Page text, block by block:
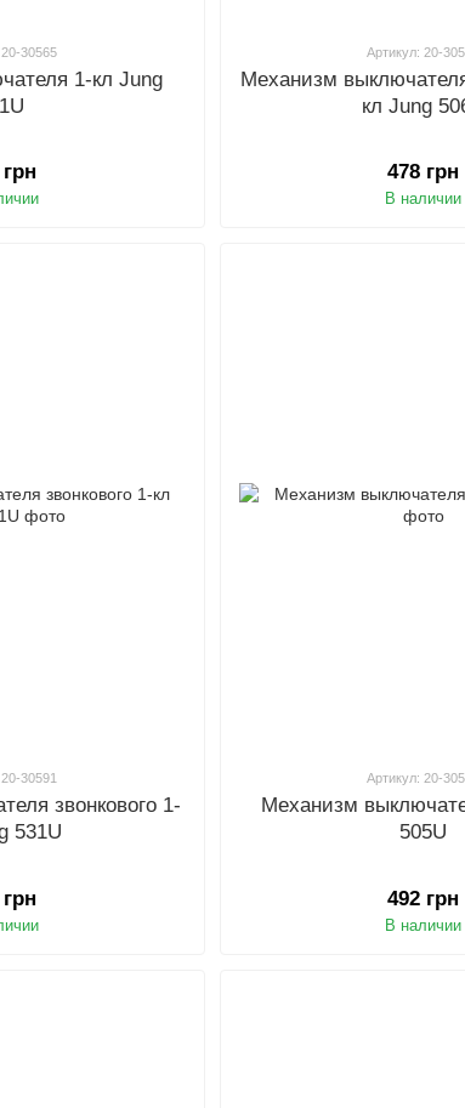
30565
1-кл Jung
Артикул: 20-
Механизм
кл Jung
478 грн
В наличии
30591
звонкового 1-
531U
Артикул: 20-
Механизм
505U
492 грн
В наличии